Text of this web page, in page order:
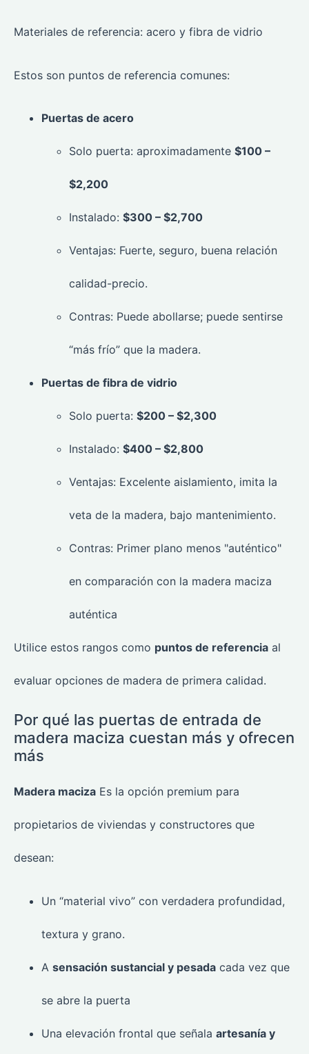
Materiales de referencia: acero y fibra de vidrio
Estos son puntos de referencia comunes:
Puertas de acero
Solo puerta: aproximadamente $100 –
$2,200
Instalado: $300 – $2,700
Ventajas: Fuerte, seguro, buena relación
calidad-precio.
Contras: Puede abollarse; puede sentirse
“más frío” que la madera.
Puertas de fibra de vidrio
Solo puerta: $200 – $2,300
Instalado: $400 – $2,800
Ventajas: Excelente aislamiento, imita la
veta de la madera, bajo mantenimiento.
Contras: Primer plano menos "auténtico"
en comparación con la madera maciza
auténtica
Utilice estos rangos como puntos de referencia al
evaluar opciones de madera de primera calidad.
Por qué las puertas de entrada de
madera maciza cuestan más y ofrecen
más
Madera maciza Es la opción premium para
propietarios de viviendas y constructores que
desean:
Un “material vivo” con verdadera profundidad,
textura y grano.
A sensación sustancial y pesada cada vez que
se abre la puerta
Una elevación frontal que señala artesanía y